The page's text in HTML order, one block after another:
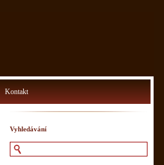
Kontakt
Vyhledávání